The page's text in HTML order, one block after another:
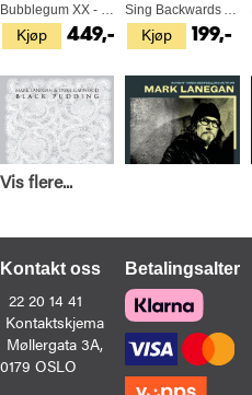
Kjøp 449,- Kjøp 199,-
Kjøp
Black Pudding (LP)
449,- Kjøp
Mark Lanegan
Devil In A Coma (BOK)
199,-
Vis flere...
Kontakt oss
22 20 14 41
Kontaktskjema
Møllergata 3A,
0179 OSLO